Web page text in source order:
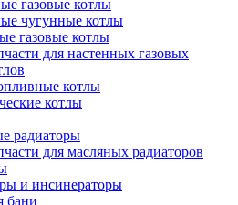
газовые котлы
чугунные котлы
газовые котлы
для настенных газовых
котлы
котлы
радиаторы
для масляных радиаторов
и инсинераторы
бани